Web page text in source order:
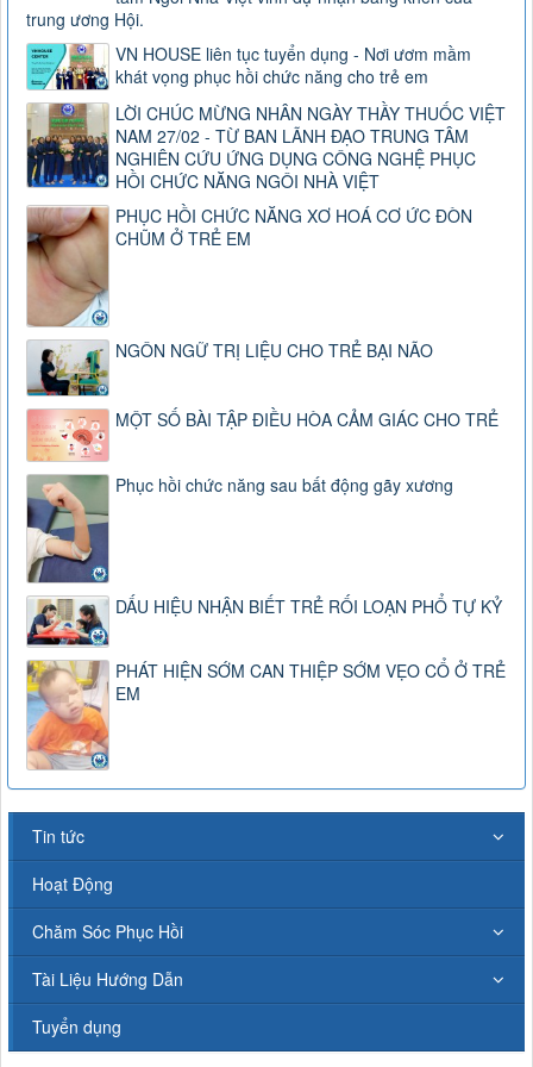
trung ương Hội.
VN HOUSE liên tục tuyển dụng - Nơi ươm mầm
khát vọng phục hồi chức năng cho trẻ em
LỜI CHÚC MỪNG NHÂN NGÀY THẦY THUỐC VIỆT
NAM 27/02 - TỪ BAN LÃNH ĐẠO TRUNG TÂM
NGHIÊN CỨU ỨNG DỤNG CÔNG NGHỆ PHỤC
HỒI CHỨC NĂNG NGÔI NHÀ VIỆT
PHỤC HỒI CHỨC NĂNG XƠ HOÁ CƠ ỨC ĐÒN
CHŨM Ở TRẺ EM
NGÔN NGỮ TRỊ LIỆU CHO TRẺ BẠI NÃO
MỘT SỐ BÀI TẬP ĐIỀU HÒA CẢM GIÁC CHO TRẺ
Phục hồi chức năng sau bất động gãy xương
DẤU HIỆU NHẬN BIẾT TRẺ RỐI LOẠN PHỔ TỰ KỶ
PHÁT HIỆN SỚM CAN THIỆP SỚM VẸO CỔ Ở TRẺ
EM
Tin tức
Hoạt Động
Chăm Sóc Phục Hồi
Tài Liệu Hướng Dẫn
Tuyển dụng